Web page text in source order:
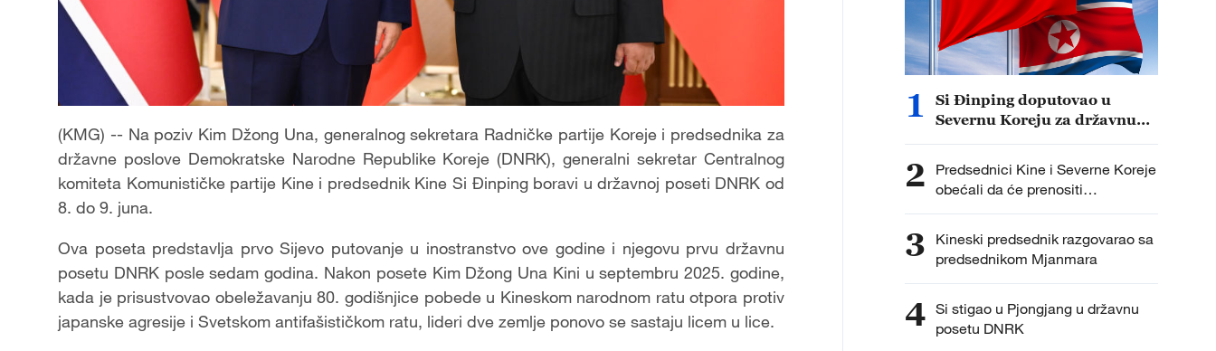
(KMG) -- Na poziv Kim Džong Una, generalnog sekretara Radničke partije Koreje i predsednika za
državne poslove Demokratske Narodne Republike Koreje (DNRK), generalni sekretar Centralnog
komiteta Komunističke partije Kine i predsednik Kine Si Đinping boravi u državnoj poseti DNRK od
8. do 9. juna.
Ova poseta predstavlja prvo Sijevo putovanje u inostranstvo ove godine i njegovu prvu državnu
posetu DNRK posle sedam godina. Nakon posete Kim Džong Una Kini u septembru 2025. godine,
kada je prisustvovao obeležavanju 80. godišnjice pobede u Kineskom narodnom ratu otpora protiv
japanske agresije i Svetskom antifašističkom ratu, lideri dve zemlje ponovo se sastaju licem u lice.
1
Si Đinping doputovao u
Severnu Koreju za državnu
2
Predsednici Kine i Severne Koreje
obećali da će prenositi
tradicionalno prijateljstvo dve
3
Kineski predsednik razgovarao sa
predsednikom Mjanmara
4 Si stigao u Pjongjang u državnu
posetu DNRK